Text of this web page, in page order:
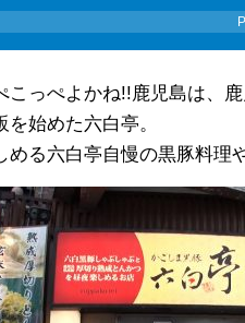
こっぺよかね!!鹿児島は、
を始めた六白亭。
める六白亭自慢の黒豚料理